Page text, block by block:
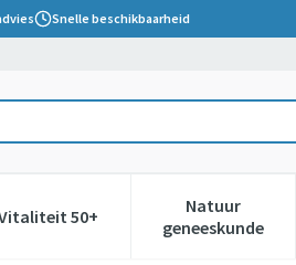
Snelle beschikbaarheid
vitamines categorie
Zwangerschap en kinderen
50+
Toon submenu voor Vitaliteit
Natuur
geneeskunde
Toon